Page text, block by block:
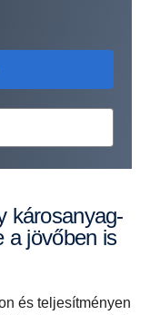
a jövőben is
és teljesítményen